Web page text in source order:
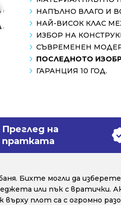
НАПЪЛНО ВЛАГО И
НАЙ-ВИСОК КЛАС
ИЗБОР НА
СЪВРЕМЕНЕН
ПОСЛЕДНОТО
ГАРАНЦИЯ 10 ГОД.
Преглед на
пратката
Бихте могли да
или пък с вратички.
плот са с огромно